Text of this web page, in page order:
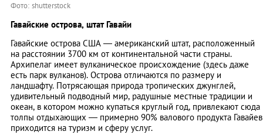
Фото: shutterstock
Гавайские острова, штат Гавайи
Гавайские острова США — американский штат, расположенный
на расстоянии 3700 км от континентальной части страны.
Архипелаг имеет вулканическое происхождение (здесь даже
есть парк вулканов). Острова отличаются по размеру и
ландшафту. Потрясающая природа тропических джунглей,
удивительный подводный мир, радушные местные традиции и
океан, в котором можно купаться круглый год, привлекают сюда
толпы отдыхающих — примерно 90% валового продукта Гавайев
приходится на туризм и сферу услуг.